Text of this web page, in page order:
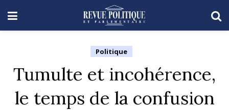
Politique
Tumulte et incohérence,
le temps de la confusion